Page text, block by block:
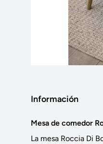
Información
Mesa de comedor
La mesa Roccia Di